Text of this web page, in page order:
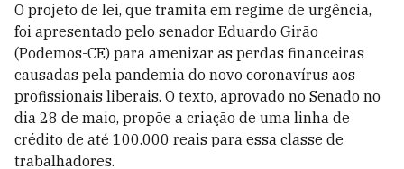
O projeto de lei, que tramita em regime de urgência,
foi apresentado pelo senador Eduardo Girão
(Podemos-CE) para amenizar as perdas financeiras
causadas pela pandemia do novo coronavírus aos
profissionais liberais. O texto, aprovado no Senado no
dia 28 de maio, propõe a criação de uma linha de
crédito de até 100.000 reais para essa classe de
trabalhadores.